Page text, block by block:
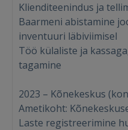
Klienditeenindus ja
Baarmeni abistamine
inventuuri läbiviimisel
Töö külaliste ja
tagamine
2023 – Kõnekeskus
Ametikoht:
Laste registreerimine